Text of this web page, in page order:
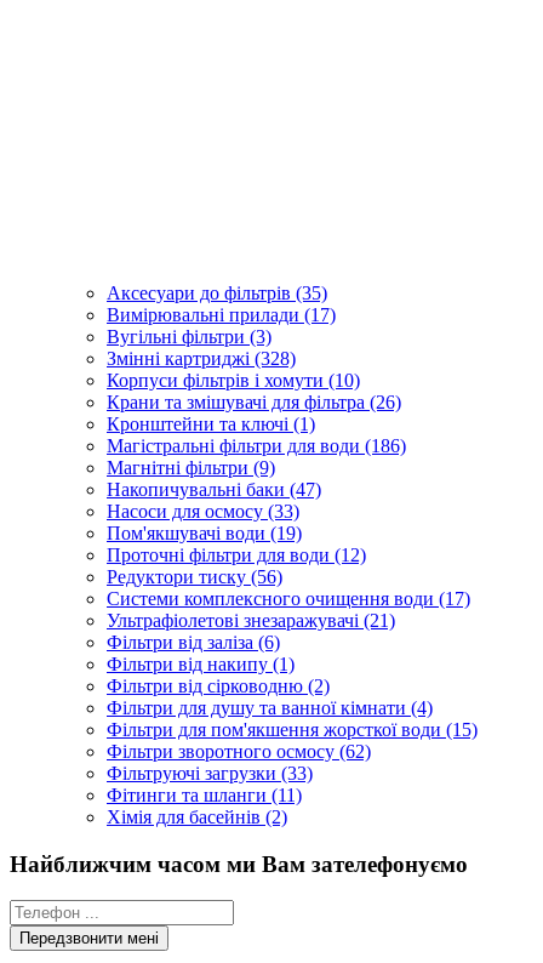
Аксесуари до фільтрів (35)
Вимірювальні прилади (17)
Вугільні фільтри (3)
Змінні картриджі (328)
Корпуси фільтрів і хомути (10)
Крани та змішувачі для фільтра (26)
Кронштейни та ключі (1)
Магістральні фільтри для води (186)
Магнітні фільтри (9)
Накопичувальні баки (47)
Насоси для осмосу (33)
Пом'якшувачі води (19)
Проточні фільтри для води (12)
Редуктори тиску (56)
Системи комплексного очищення води (17)
Ультрафіолетові знезаражувачі (21)
Фільтри від заліза (6)
Фільтри від накипу (1)
Фільтри від сірководню (2)
Фільтри для душу та ванної кімнати (4)
Фільтри для пом'якшення жорсткої води (15)
Фільтри зворотного осмосу (62)
Фільтруючі загрузки (33)
Фітинги та шланги (11)
Хімія для басейнів (2)
Найближчим часом ми Вам зателефонуємо